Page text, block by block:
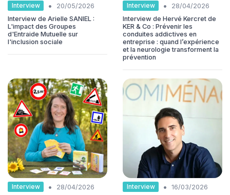
Interview •
20/05/2026
Interview de Arielle SANIEL :
L'impact des Groupes
d'Entraide Mutuelle sur
l'inclusion sociale
Interview •
28/04/2026
Interview de Hervé Kercret de
KER & Co : Prévenir les
conduites addictives en
entreprise : quand l’expérience
et la neurologie transforment la
prévention
Interview •
28/04/2026
Interview •
16/03/2026